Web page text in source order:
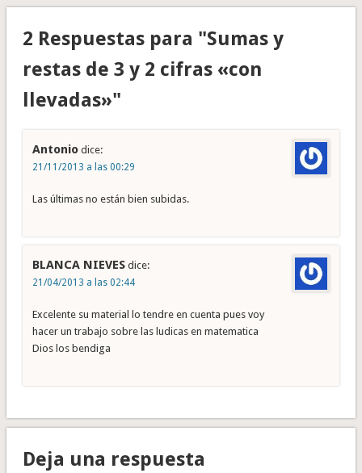
2 Respuestas para "Sumas y
restas de 3 y 2 cifras «con
llevadas»"
Antonio dice:
21/11/2013 a las 00:29
Las últimas no están bien subidas.
BLANCA NIEVES dice:
21/04/2013 a las 02:44
Excelente su material lo tendre en cuenta pues voy
hacer un trabajo sobre las ludicas en matematica
Dios los bendiga
Deja una respuesta